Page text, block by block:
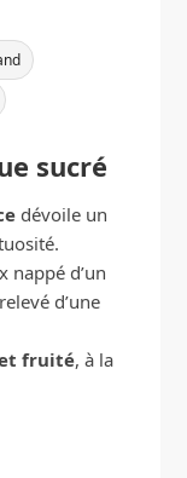
sucré
dévoile un
nappé d’un
d’une
fruité, à la